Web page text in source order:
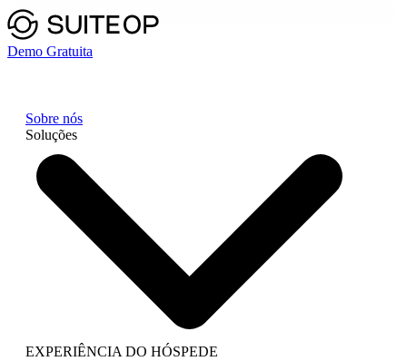
Demo Gratuita
Sobre nós
Soluções
EXPERIÊNCIA DO HÓSPEDE